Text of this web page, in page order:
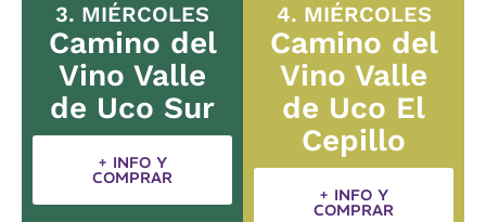
3. MIÉRCOLES
Camino del
Vino Valle
de Uco Sur
+ INFO Y
COMPRAR
4. MIÉRCOLES
Camino del
Vino Valle
de Uco El
Cepillo
+ INFO Y
COMPRAR